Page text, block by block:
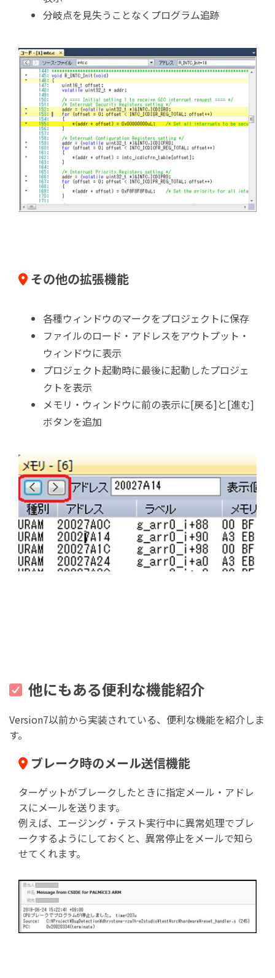
分岐点を見失うことなくプログラム追跡
その他の拡張機能
各種ウィンドウのマークをプロジェクトに保存
ファイルのロード・アドレスをアウトプット・
ウィンドウに表示
プロジェクト起動時に最後に起動したプロジェ
クトを表示
メモリ・ウィンドウに前の表示に[戻る]と[進む]
ボタンを追加
他にもある便利な機能紹介
Version7以前から実装されている、便利な機能を紹介しま
す。
ブレーク時のメール送信機能
ターゲットがブレークしたときに指定メール・アドレ
スにメールを送ります。
例えば、エージング・テスト実行中に異常処理でブレ
ークするようにしておくと、異常停止をメールで知ら
せてくれます。